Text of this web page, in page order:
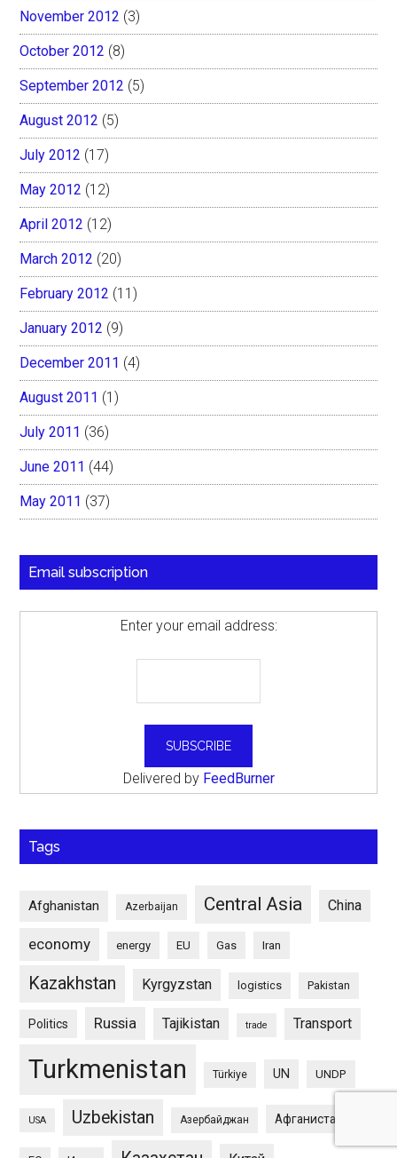
November 2012 (3)
October 2012 (8)
September 2012 (5)
August 2012 (5)
July 2012 (17)
May 2012 (12)
April 2012 (12)
March 2012 (20)
February 2012 (11)
January 2012 (9)
December 2011 (4)
August 2011 (1)
July 2011 (36)
June 2011 (44)
May 2011 (37)
Email subscription
Enter your email address:
Delivered by FeedBurner
Tags
Afghanistan Azerbaijan Central Asia China
economy energy EU Gas Iran
Kazakhstan Kyrgyzstan logistics Pakistan
Politics Russia Tajikistan trade Transport
Turkmenistan Türkiye UN UNDP
USA Uzbekistan Азербайджан Афганистан